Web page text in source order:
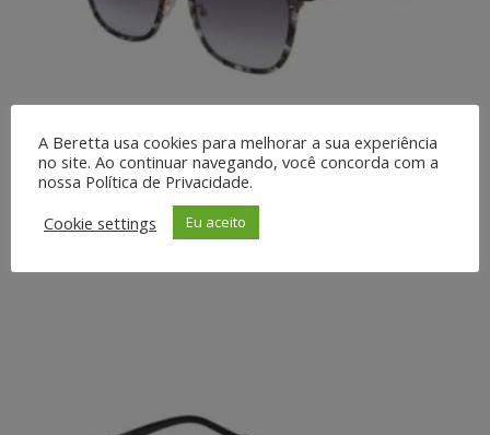
SHE122-0721
A Beretta usa cookies para melhorar a sua experiência
no site. Ao continuar navegando, você concorda com a
nossa Política de Privacidade.
Cookie settings
Eu aceito